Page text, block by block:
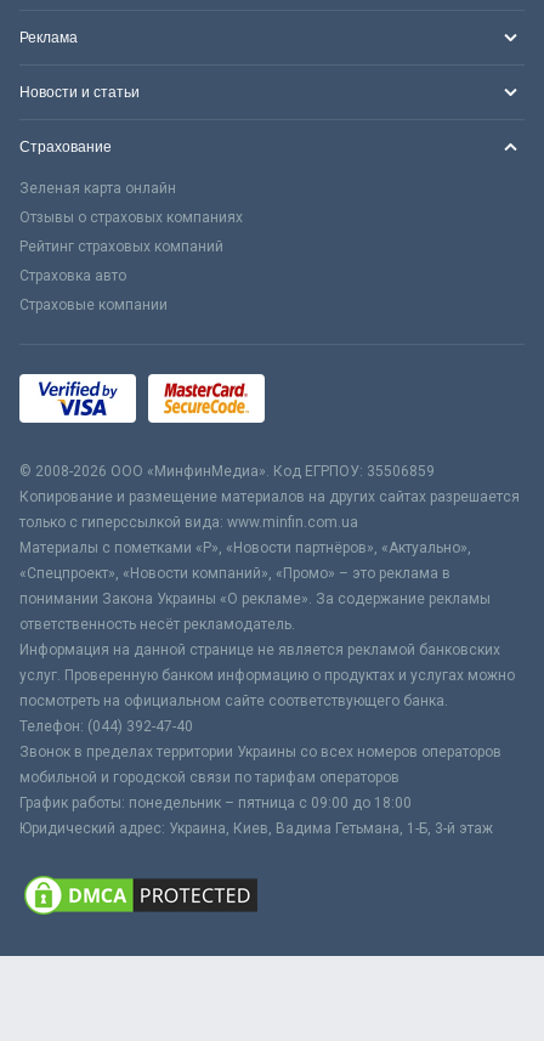
Реклама
Новости и статьи
Страхование
Зеленая карта онлайн
Отзывы о страховых компаниях
Рейтинг страховых компаний
Страховка авто
Страховые компании
© 2008-2026 ООО «МинфинМедиа». Код ЕГРПОУ: 35506859
Копирование и размещение материалов на других сайтах разрешается
только с гиперссылкой вида: www.minfin.com.ua
Материалы с пометками «Р», «Новости партнёров», «Актуально»,
«Спецпроект», «Новости компаний», «Промо» – это реклама в
понимании Закона Украины «О рекламе». За содержание рекламы
ответственность несёт рекламодатель.
Информация на данной странице не является рекламой банковских
услуг. Проверенную банком информацию о продуктах и услугах можно
посмотреть на официальном сайте соответствующего банка.
Телефон: (044) 392-47-40
Звонок в пределах территории Украины со всех номеров операторов
мобильной и городской связи по тарифам операторов
График работы: понедельник – пятница с 09:00 до 18:00
Юридический адрес: Украина, Киев, Вадима Гетьмана, 1-Б, 3-й этаж